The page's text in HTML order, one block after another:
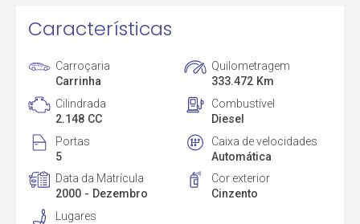
Características
Carroçaria
Carrinha
Quilometragem
333.472 Km
Cilindrada
2.148 CC
Combustível
Diesel
Portas
5
Caixa de velocidades
Automática
Data da Matrícula
2000 - Dezembro
Cor exterior
Cinzento
Lugares